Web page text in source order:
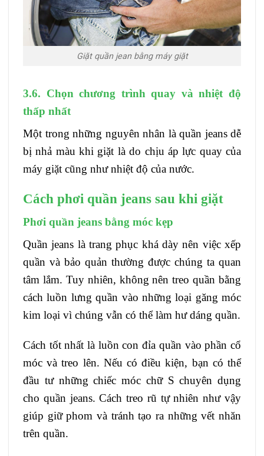
Giặt quần jean bằng máy giặt
3.6. Chọn chương trình quay và nhiệt độ
thấp nhất
Một trong những nguyên nhân là quần jeans dễ
bị nhả màu khi giặt là do chịu áp lực quay của
máy giặt cũng như nhiệt độ của nước.
Cách phơi quần jeans sau khi giặt
Phơi quần jeans bằng móc kẹp
Quần jeans là trang phục khá dày nên việc xếp
quần và bảo quản thường được chúng ta quan
tâm lắm. Tuy nhiên, không nên treo quần bằng
cách luồn lưng quần vào những loại găng móc
kim loại vì chúng vẫn có thể làm hư dáng quần.
Cách tốt nhất là luồn con đỉa quần vào phần cổ
móc và treo lên. Nếu có điều kiện, bạn có thể
đầu tư những chiếc móc chữ S chuyên dụng
cho quần jeans. Cách treo rũ tự nhiên như vậy
giúp giữ phom và tránh tạo ra những vết nhăn
trên quần.